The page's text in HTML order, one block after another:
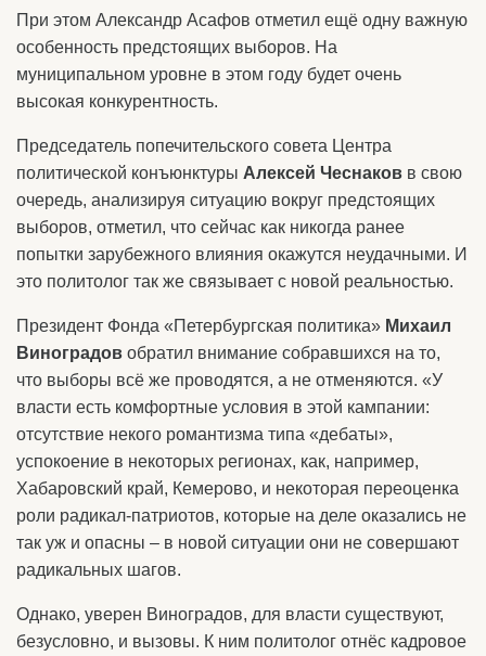
При этом Александр Асафов отметил ещё одну важную
особенность предстоящих выборов. На
муниципальном уровне в этом году будет очень
высокая конкурентность.
Председатель попечительского совета Центра
политической конъюнктуры Алексей Чеснаков в свою
очередь, анализируя ситуацию вокруг предстоящих
выборов, отметил, что сейчас как никогда ранее
попытки зарубежного влияния окажутся неудачными. И
это политолог так же связывает с новой реальностью.
Президент Фонда «Петербургская политика» Михаил
Виноградов обратил внимание собравшихся на то,
что выборы всё же проводятся, а не отменяются. «У
власти есть комфортные условия в этой кампании:
отсутствие некого романтизма типа «дебаты»,
успокоение в некоторых регионах, как, например,
Хабаровский край, Кемерово, и некоторая переоценка
роли радикал-патриотов, которые на деле оказались не
так уж и опасны – в новой ситуации они не совершают
радикальных шагов.
Однако, уверен Виноградов, для власти существуют,
безусловно, и вызовы. К ним политолог отнёс кадровое